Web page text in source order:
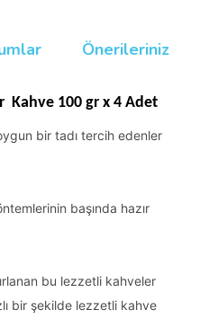
Önerileriniz
Kahve 100 gr x 4 Adet
bir tadı tercih edenler
başında hazır
bu lezzetli kahveler
bir şekilde lezzetli kahve